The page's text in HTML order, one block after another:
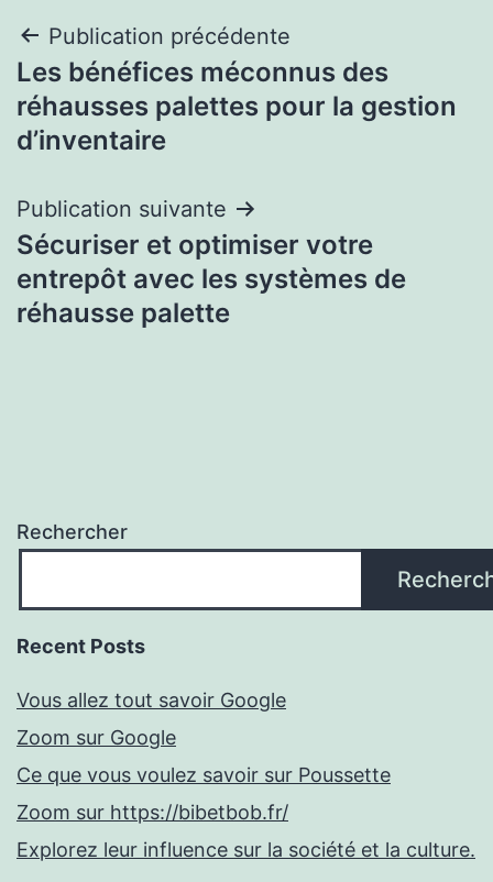
Navigation
de
l’article
Publication précédente
Les bénéfices méconnus des
réhausses palettes pour la gestion
d’inventaire
Publication suivante
Sécuriser et optimiser votre
entrepôt avec les systèmes de
réhausse palette
Rechercher
Recent Posts
Vous allez tout savoir Google
Zoom sur Google
Ce que vous voulez savoir sur Poussette
Zoom sur https://bibetbob.fr/
Explorez leur influence sur la société et la culture.